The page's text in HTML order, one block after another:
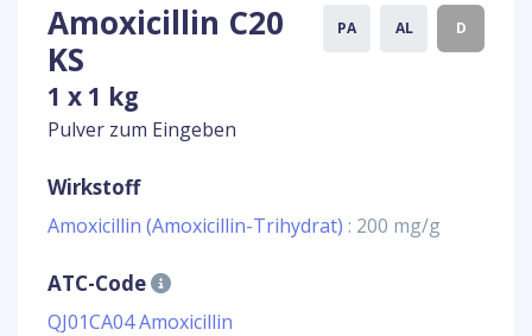
Amoxicillin C20
KS
1 x 1 kg
Pulver zum Eingeben
PA AL D
Wirkstoff
Amoxicillin (Amoxicillin-Trihydrat) : 200 mg/g
ATC-Code
QJ01CA04 Amoxicillin